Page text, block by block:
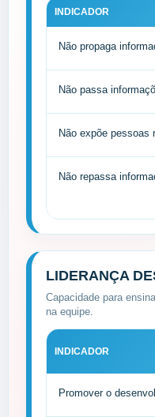
INDICADOR
Não propaga
Não passa
Não expõe pessoas
Não repassa
LIDERANÇA
Capacidade para
na equipe.
INDICADOR
Promover o